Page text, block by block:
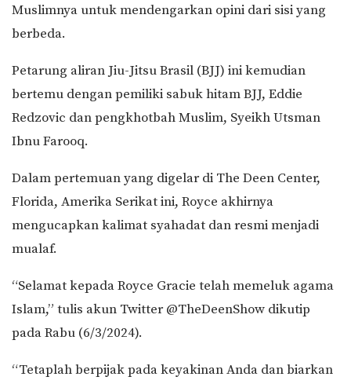
Muslimnya untuk mendengarkan opini dari sisi yang
berbeda.
Petarung aliran Jiu-Jitsu Brasil (BJJ) ini kemudian
bertemu dengan pemiliki sabuk hitam BJJ, Eddie
Redzovic dan pengkhotbah Muslim, Syeikh Utsman
Ibnu Farooq.
Dalam pertemuan yang digelar di The Deen Center,
Florida, Amerika Serikat ini, Royce akhirnya
mengucapkan kalimat syahadat dan resmi menjadi
mualaf.
“Selamat kepada Royce Gracie telah memeluk agama
Islam,” tulis akun Twitter @TheDeenShow dikutip
pada Rabu (6/3/2024).
“Tetaplah berpijak pada keyakinan Anda dan biarkan